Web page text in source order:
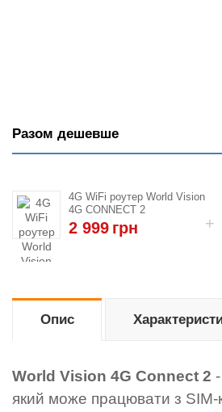
Разом дешевше
4G WiFi роутер World Vision
4G CONNECT 2
2 999 грн
Опис
World Vision 4G Connect 2
який може працювати з